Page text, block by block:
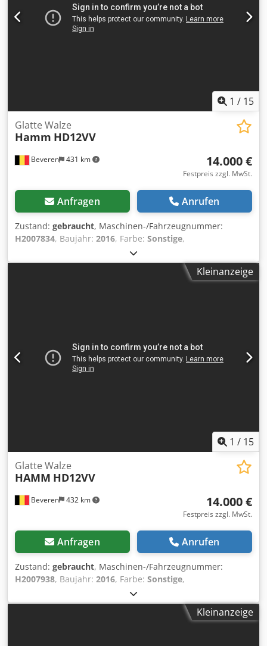
senden Ihnen diese umgehend zu. Wir unterstützen Sie
auf Niederländisch, Englisch, Französisch, Deutsch,
Spanisch und Russisch. Entdecken Sie unser breites
1 / 15
Beveren 431 km
Glatte Walze
Hamm HD12VV
14.000 €
Festpreis zzgl. MwSt.
Anfragen Anrufen
Zustand: gebraucht, Maschinen-/Fahrzeugnummer:
H2007834, Baujahr: 2016, Farbe: Sonstige,
, Zulässiges Gesamtgewicht: 2.690
kg Motorhersteller: Kubota CE-Kennzeichnung: ja Chsdpfx
Aketrfpcokoa Maschinen zum Verkauf! Besuchen Sie
Benötigen Sie Bilder? Kontaktieren Sie uns, und wir
senden sie Ihnen umgehend zu. Wir beraten Sie gern auf
Niederländisch, Englisch, Französisch, Deutsch, Spanisch
Kleinanzeige
1 / 15
Beveren 432 km
Glatte Walze
HAMM HD12VV
14.000 €
Festpreis zzgl. MwSt.
Anfragen Anrufen
Zustand: gebraucht, Maschinen-/Fahrzeugnummer:
H2007938, Baujahr: 2016, Farbe: Sonstige,
, Maschinen zu verkaufen!
Durchstöbern Sie unsere Website und entdecken Sie eine
Vielzahl von sofort verfügbaren Maschinen. Wir haben
Kleinanzeige